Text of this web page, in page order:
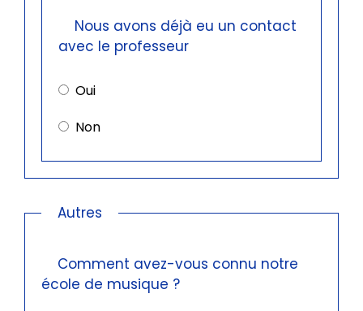
Nous avons déjà eu un contact
avec le professeur
Oui
Non
Autres
Comment avez-vous connu notre
école de musique ?